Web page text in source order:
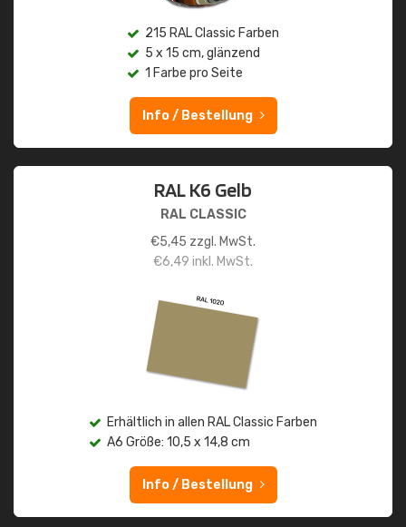
215 RAL Classic Farben
5 x 15 cm, glänzend
1 Farbe pro Seite
Info / Bestellung
RAL K6 Gelb
RAL CLASSIC
€5,45 zzgl. MwSt.
€6,49 inkl. MwSt.
Erhältlich in allen RAL Classic Farben
A6 Größe: 10,5 x 14,8 cm
Info / Bestellung